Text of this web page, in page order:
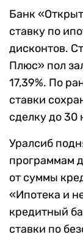
Банк
ставку по
дисконтов.
Плюс» пол
17,39%. По
ставки
сделку до 30
Уралсиб
программам
от суммы
«Ипотека и
кредитный
ставки по